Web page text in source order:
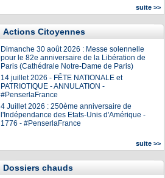
suite >>
Actions Citoyennes
Dimanche 30 août 2026 : Messe solennelle
pour le 82e anniversaire de la Libération de
Paris (Cathédrale Notre-Dame de Paris)
14 juillet 2026 - FÊTE NATIONALE et
PATRIOTIQUE - ANNULATION -
#PenserlaFrance
4 Juillet 2026 : 250ème anniversaire de
l'Indépendance des Etats-Unis d'Amérique -
1776 - #PenserlaFrance
suite >>
Dossiers chauds